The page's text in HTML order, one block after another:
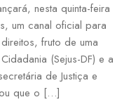
nesta quinta-feira
um canal oficial para
fruto de uma
(Sejus-DF) e a
de Justiça e
que o […]